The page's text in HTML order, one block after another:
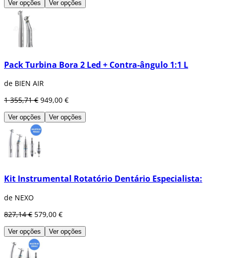
Ver opções Ver opções
Pack Turbina Bora 2 Led + Contra-ângulo 1:1 L
de BIEN AIR
1 355,71 € 949,00 €
Ver opções Ver opções
Kit Instrumental Rotatório Dentário Especialista:
de NEXO
827,14 € 579,00 €
Ver opções Ver opções